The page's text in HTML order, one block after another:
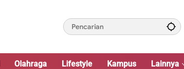
Olahraga Lifestyle Kampus Lainnya